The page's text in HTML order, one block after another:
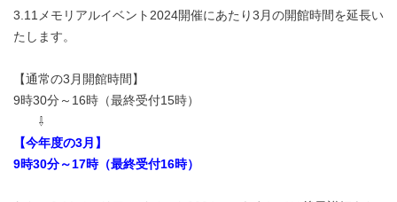
3.11メモリアルイベント2024開催にあたり3月の開館時間を延長い
たします。
【通常の3月開館時間】
9時30分～16時（最終受付15時）
⇩
【今年度の3月】
9時30分～17時（最終受付16時）